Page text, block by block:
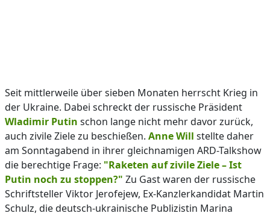
Seit mittlerweile über sieben Monaten herrscht Krieg in
der Ukraine. Dabei schreckt der russische Präsident
Wladimir Putin schon lange nicht mehr davor zurück,
auch zivile Ziele zu beschießen. Anne Will stellte daher
am Sonntagabend in ihrer gleichnamigen ARD-Talkshow
die berechtige Frage: "Raketen auf zivile Ziele – Ist
Putin noch zu stoppen?" Zu Gast waren der russische
Schriftsteller Viktor Jerofejew, Ex-Kanzlerkandidat Martin
Schulz, die deutsch-ukrainische Publizistin Marina